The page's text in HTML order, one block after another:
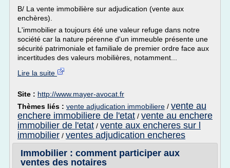
B/ La vente immobilière sur adjudication (vente aux
enchères).
L'immobilier a toujours été une valeur refuge dans notre
société car la nature pérenne d'un immeuble présente une
sécurité patrimoniale et familiale de premier ordre face aux
incertitudes des valeurs mobilières, notamment...
Lire la suite
Site : http://www.mayer-avocat.fr
Thèmes liés : vente adjudication immobiliere / vente au
enchere immobiliere de l'etat / vente au enchere
immobilier de l'etat / vente aux encheres sur l
immobilier / ventes adjudication encheres
Immobilier : comment participer aux
ventes des notaires